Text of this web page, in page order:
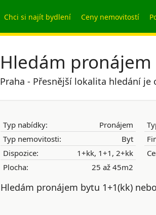
Chci si najít bydlení Ceny nemovitostí
Hledám pronájem
Praha - Přesnější lokalita hledání je
Typ nabídky:
Pronájem
Typ nemovitosti:
Byt
Dispozice:
1+kk, 1+1, 2+kk
Plocha:
25 až 45m2
Hledám pronájem bytu 1+1(kk)